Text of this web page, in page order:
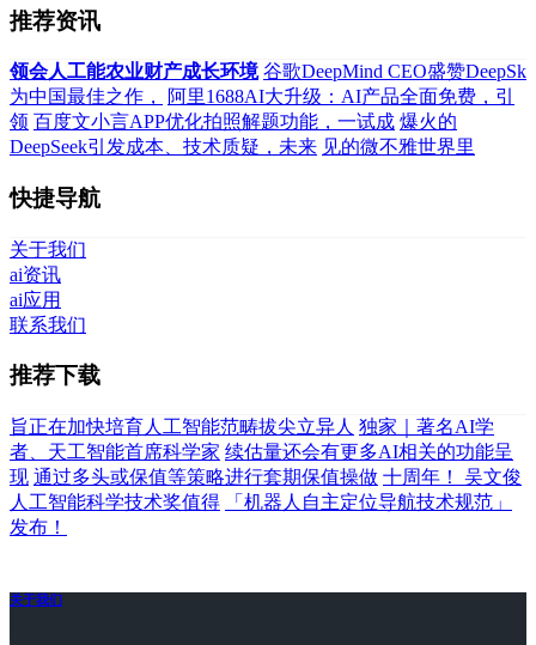
推荐资讯
领会人工能农业财产成长环境 谷歌DeepMind CEO盛赞DeepSk
为中国最佳之作，
阿里1688AI大升级：AI产品全面免费，引
领 百度文小言APP优化拍照解题功能，一试成 爆火的
DeepSeek引发成本、技术质疑，未来 见的微不雅世界里
快捷导航
关于我们
ai资讯
ai应用
联系我们
推荐下载
旨正在加快培育人工智能范畴拔尖立异人 独家｜著名AI学
者、天工智能首席科学家 续估量还会有更多AI相关的功能呈
现 通过多头或保值等策略进行套期保值操做 十周年！ 吴文俊
人工智能科学技术奖值得
「机器人自主定位导航技术规范」
发布！
关于我们